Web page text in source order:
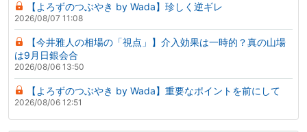
【よろずのつぶやき by Wada】珍しく逆ギレ
2026/08/07 11:08
【今井雅人の相場の「視点」】介入効果は一時的？真の山場
は9月日銀会合
2026/08/06 13:50
【よろずのつぶやき by Wada】重要なポイントを前にして
2026/08/06 12:51